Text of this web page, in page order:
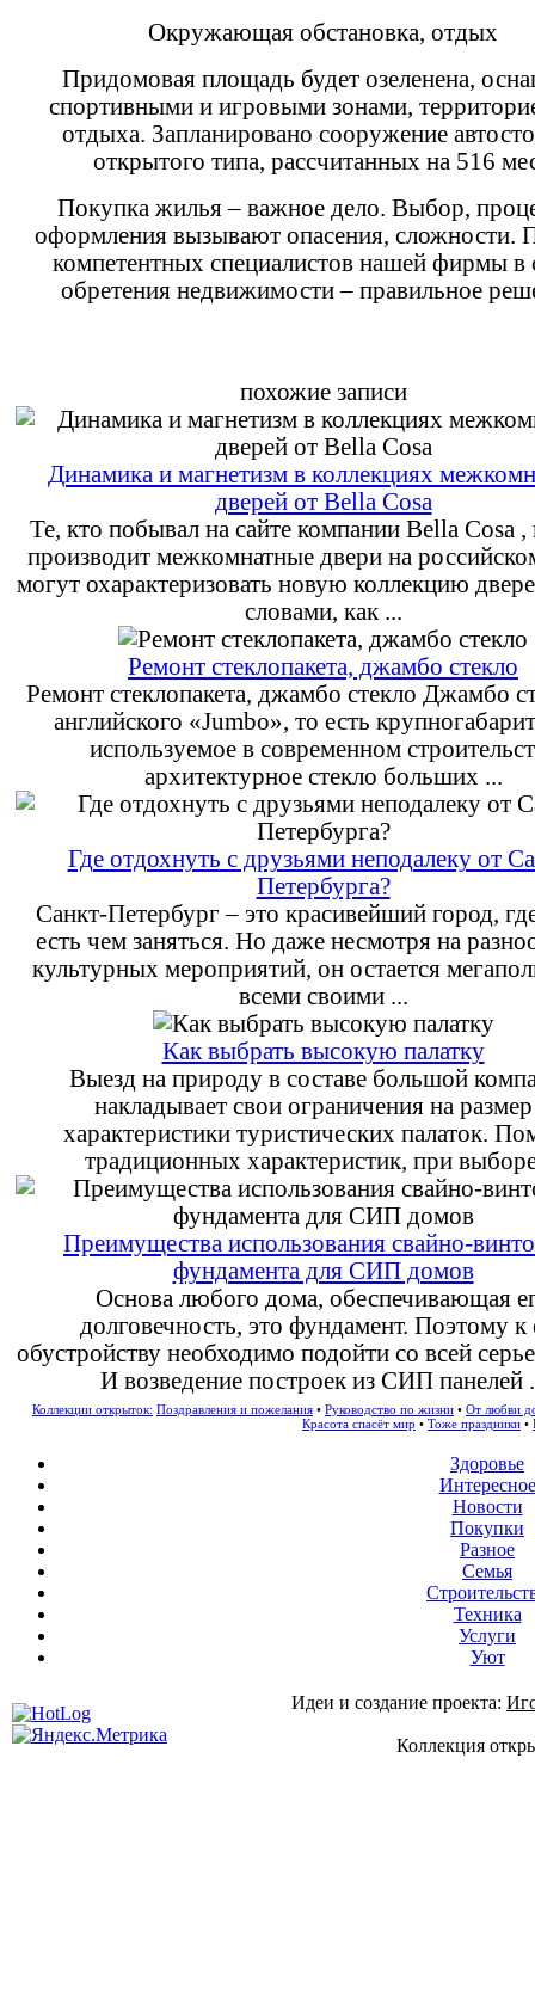
Окружающая обстановка, отдых
Придомовая площадь будет озеленена,
спортивными и игровыми зонами,
отдыха. Запланировано сооружение
открытого типа, рассчитанных на 516
Покупка жилья – важное дело. Выбор,
оформления вызывают опасения, сложности.
компетентных специалистов нашей фирмы в
обретения недвижимости – правильное
похожие записи
Динамика и магнетизм в коллекциях
дверей от Bella Cosa
Те, кто побывал на сайте компании Bella Cosa ,
производит межкомнатные двери на
могут охарактеризовать новую коллекцию
словами, как ...
Ремонт стеклопакета, джамбо стекло
Ремонт стеклопакета, джамбо стекло Джамбо
английского «Jumbo», то есть
используемое в современном
архитектурное стекло больших ...
Где отдохнуть с друзьями неподалеку от
Петербурга?
Санкт-Петербург – это красивейший город,
есть чем заняться. Но даже несмотря на
культурных мероприятий, он остается
всеми своими ...
Как выбрать высокую палатку
Выезд на природу в составе большой
накладывает свои ограничения на
характеристики туристических палаток.
традиционных характеристик, при
Преимущества использования свайно-
фундамента для СИП домов
Основа любого дома, обеспечивающая
долговечность, это фундамент. Поэтому к
обустройству необходимо подойти со всей
И возведение построек из СИП панелей
Коллекции открыток: Поздравления и пожелания • Руководство по жизни • От любви
Красота спасёт мир • Тоже праздники •
Здоровье
Интересное
Новости
Покупки
Разное
Семья
Техника
Услуги
Уют
Идеи и создание проекта:
Коллекция